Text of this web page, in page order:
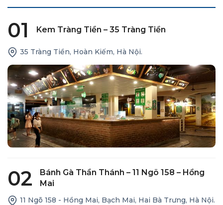
01 Kem Tràng Tiền – 35 Tràng Tiền
35 Tràng Tiền, Hoàn Kiếm, Hà Nội.
02
Bánh Gà Thần Thánh – 11 Ngõ 158 – Hồng
Mai
11 Ngõ 158 - Hồng Mai, Bạch Mai, Hai Bà Trưng, Hà Nội.